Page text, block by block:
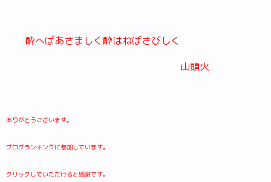
酔へばあさましく酔はねばさびしく
山頭火
ありがとうございます。
ブログランキングに参加しています。
クリックしていただけると感謝です。